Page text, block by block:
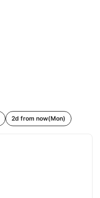
2d from now(Mon)